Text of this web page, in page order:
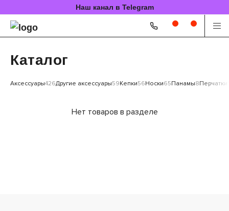
Наш канал в Telegram
Каталог
Аксессуары426Другие аксессуары59Кепки56Носки65Панамы8Перчатки
Нет товаров в разделе